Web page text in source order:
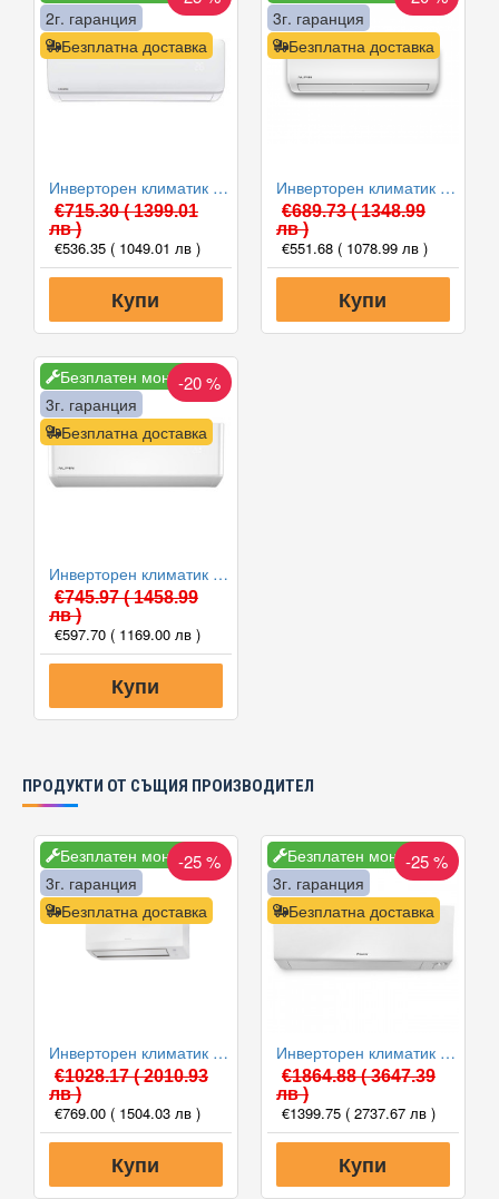
Безплатна доставка
2г. гаранция
Инверторен климатик Crown CIT-12FO62AS, 12 000 BTU, Клас A++
€715.30( 1399.01
лв )
€536.35 ( 1049.01 лв )
Купи
Безплатна доставка
3г. гаранция
Инверторен климатик Alpin ASW-35ETE, Elite, WIFI, 12000 BTU, Клас А++
€689.73( 1348.99
лв )
€551.68 ( 1078.99 лв )
Купи
Безплатен монтаж
Безплатна доставка
3г. гаранция
-20 %
Инверторен климатик Alpin ASW-35PTT Pro, WIFI, 12000 BTU, Клас А++
€745.97( 1458.99
лв )
€597.70 ( 1169.00 лв )
Купи
ПРОДУКТИ ОТ СЪЩИЯ ПРОИЗВОДИТЕЛ
Безплатен монтаж
Безплатна доставка
3г. гаранция
-25 %
Инверторен климатик Daikin FTXC25E/RXC25E SENSIRA 2025 WiFi, 9000 BTU, Клас A++
€1028.17( 2010.93
лв )
€769.00 ( 1504.03 лв )
Купи
Безплатен монтаж
Безплатна доставка
3г. гаранция
-25 %
Инверторен климатик Daikin FTXM25A/RXM25A PERFERA WiFi 2024, 9000 BTU, Клас A+++
€1864.88( 3647.39
лв )
€1399.75 ( 2737.67 лв )
Купи